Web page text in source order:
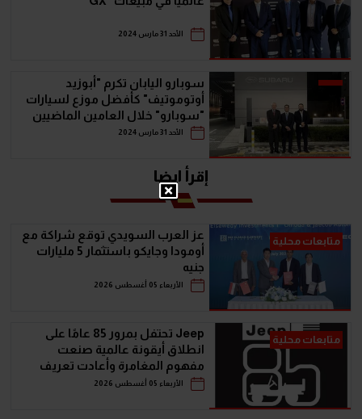
الأحد 31 مارس 2024
سوبارو اليابان تكرم "أبوزيد
أوتوموتيف" كأفضل موزع لسيارات
"سوبارو" خلال العامين الماضيين
الأحد 31 مارس 2024
إقرأ ايضا
متابعات محلية
عز العرب السويدي توقع شراكة مع
أومودا وجايكو باستثمار 5 مليارات
جنيه
الأربعاء 05 أغسطس 2026
متابعات محلية
Jeep تحتفل بمرور 85 عامًا على
انطلاق أيقونة عالمية صنعت
مفهوم المغامرة وأعادت تعريف
سيارات الـ SUV
الأربعاء 05 أغسطس 2026